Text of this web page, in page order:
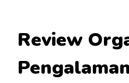
Review